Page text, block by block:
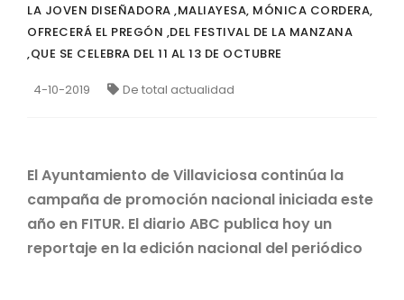
LA JOVEN DISEÑADORA ,MALIAYESA, MÓNICA CORDERA,
OFRECERÁ EL PREGÓN ,DEL FESTIVAL DE LA MANZANA
,QUE SE CELEBRA DEL 11 AL 13 DE OCTUBRE
4-10-2019 De total actualidad
El Ayuntamiento de Villaviciosa continúa la
campaña de promoción nacional iniciada este
año en FITUR. El diario ABC publica hoy un
reportaje en la edición nacional del periódico